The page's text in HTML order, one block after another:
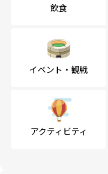
飲食
イベント・観戦
アクティビティ